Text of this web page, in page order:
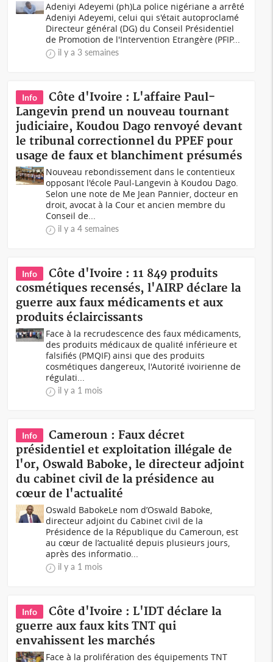
Adeniyi Adeyemi (ph)La police nigériane a arrêté
Adeniyi Adeyemi, celui qui s'était autoproclamé
Directeur général (DG) du Conseil Présidentiel
de Promotion de l'Intervention Etrangère (PFIP...
il y a 3 semaines
Info
Côte d'Ivoire : L'affaire Paul-
Langevin prend un nouveau tournant
judiciaire, Koudou Dago renvoyé devant
le tribunal correctionnel du PPEF pour
usage de faux et blanchiment présumés
Nouveau rebondissement dans le contentieux
opposant l'école Paul-Langevin à Koudou Dago.
Selon une note de Me Jean Pannier, docteur en
droit, avocat à la Cour et ancien membre du
Conseil de...
il y a 4 semaines
Info
Côte d'Ivoire : 11 849 produits
cosmétiques recensés, l'AIRP déclare la
guerre aux faux médicaments et aux
produits éclaircissants
Face à la recrudescence des faux médicaments,
des produits médicaux de qualité inférieure et
falsifiés (PMQIF) ainsi que des produits
cosmétiques dangereux, l'Autorité ivoirienne de
régulati...
il y a 1 mois
Info
Cameroun : Faux décret
présidentiel et exploitation illégale de
l'or, Oswald Baboke, le directeur adjoint
du cabinet civil de la présidence au
cœur de l'actualité
Oswald BabokeLe nom d’Oswald Baboke,
directeur adjoint du Cabinet civil de la
Présidence de la République du Cameroun, est
au cœur de l’actualité depuis plusieurs jours,
après des informatio...
il y a 1 mois
Info
Côte d'Ivoire : L'IDT déclare la
guerre aux faux kits TNT qui
envahissent les marchés
Face à la prolifération des équipements TNT